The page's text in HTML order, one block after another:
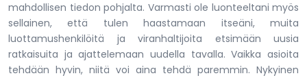
mahdollisen tiedon pohjalta. Varmasti ole luonteeltani myös
sellainen, että tulen haastamaan itseäni, muita
luottamushenkilöitä ja viranhaltijoita etsimään uusia
ratkaisuita ja ajattelemaan uudella tavalla. Vaikka asioita
tehdään hyvin, niitä voi aina tehdä paremmin. Nykyinen